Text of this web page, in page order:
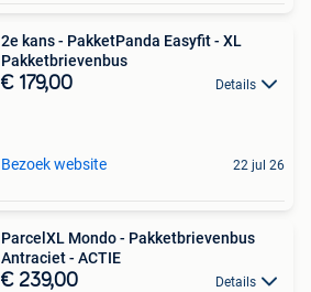
2e kans - PakketPanda Easyfit - XL
Pakketbrievenbus
€ 179,00 Details
Bezoek website 22 jul 26
ParcelXL Mondo - Pakketbrievenbus
Antraciet - ACTIE
€ 239,00 Details